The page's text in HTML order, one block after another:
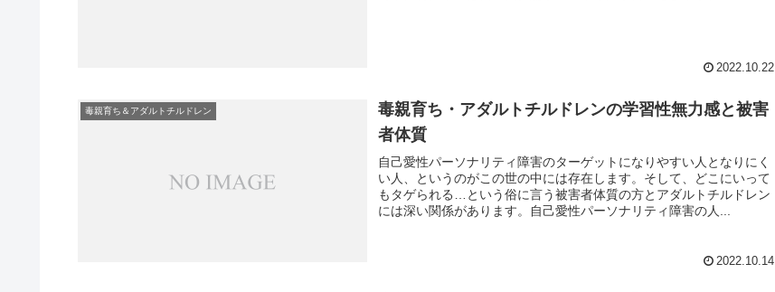
2022.10.22
毒親育ち＆アダルトチルドレン
毒親育ち・アダルトチルドレンの学習性無力感と被害
者体質
自己愛性パーソナリティ障害のターゲットになりやすい人となりにく
い人、というのがこの世の中には存在します。そして、どこにいって
もタゲられる…という俗に言う被害者体質の方とアダルトチルドレン
には深い関係があります。自己愛性パーソナリティ障害の人...
2022.10.14